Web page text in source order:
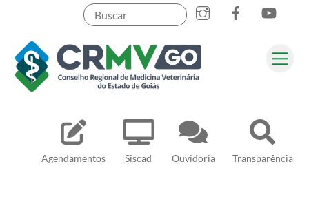
content
Agendamentos Siscad Ouvidoria Transparência
Pesquisar